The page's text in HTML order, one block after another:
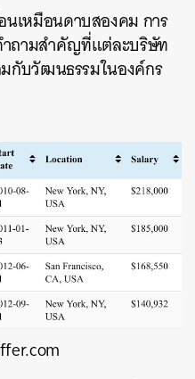
นเหมือนดาบสองคม การ
ำถามสำคัญที่แต่ละบริษัท
กับวัฒนธรรมในองค์กร